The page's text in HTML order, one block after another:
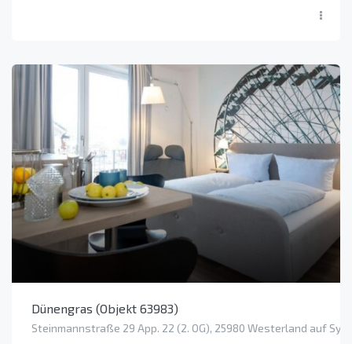
Dünengras (Objekt 63983)
Steinmannstraße 29 App. 22 (2. OG), 25980 Westerland auf Sylt